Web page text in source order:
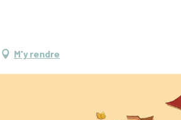
M'y rendre